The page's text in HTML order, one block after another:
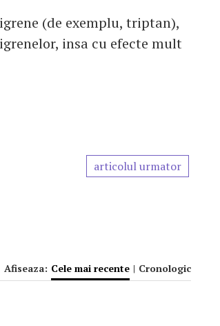
(de exemplu, triptan),
insa cu efecte mult
articolul urmator
Afiseaza: Cele mai recente | Cronologic